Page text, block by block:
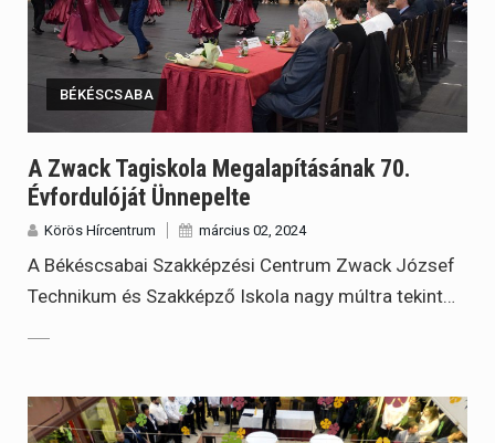
BÉKÉSCSABA
A Zwack Tagiskola Megalapításának 70.
Évfordulóját Ünnepelte
Körös Hírcentrum március 02, 2024
A Békéscsabai Szakképzési Centrum Zwack József
Technikum és Szakképző Iskola nagy múltra tekint…